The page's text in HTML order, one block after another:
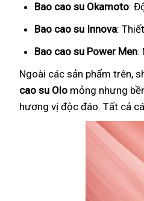
Bao cao su Okamoto:
Bao cao su Innova:
Bao cao su Power Men:
Ngoài các sản phẩm trên,
cao su Olo mỏng nhưng
hương vị độc đáo. Tất cả